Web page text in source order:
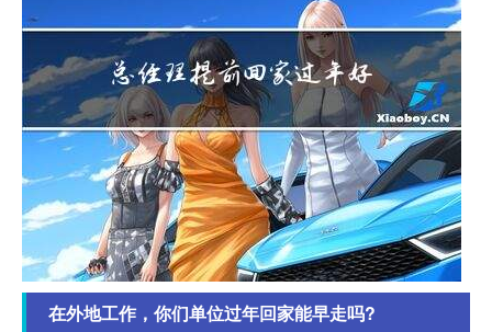
在外地工作，你们单位过年回家能早走吗?